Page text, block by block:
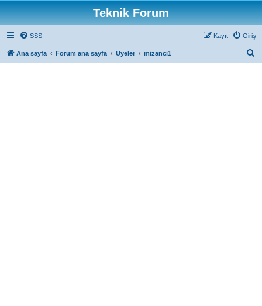
Teknik Forum
SSS Giriş
Kayıt
Ana sayfa Forum ana sayfa Üyeler mizanci1